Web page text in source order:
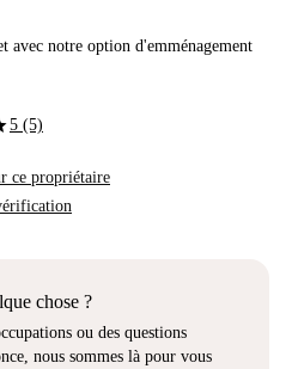
avec notre option d'emménagement
5 (5)
ce propriétaire
chose ?
ou des questions
nous sommes là pour vous